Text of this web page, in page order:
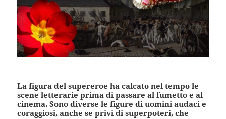
La figura del supereroe ha calcato nel tempo le
scene letterarie prima di passare al fumetto e al
cinema. Sono diverse le figure di uomini audaci e
coraggiosi, anche se privi di superpoteri, che